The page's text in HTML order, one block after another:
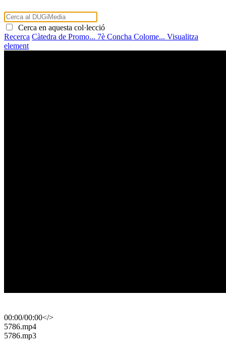
Cerca en aquesta col·lecció
Recerca Càtedra de Promo... 7è Concha Colome... Visualitza
element
00:00/00:00</>
​5786.mp4
​5786.mp3